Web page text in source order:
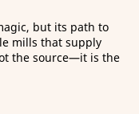
to
the
¿Qué significa
de
porque